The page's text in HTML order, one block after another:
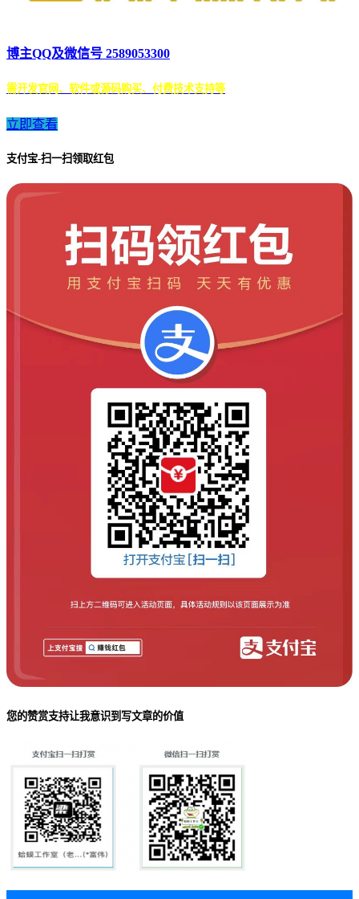
博主QQ及微信号 2589053300
需开发官网、软件或源码购买、付费技术支持等
立即查看
支付宝-扫一扫领取红包
您的赞赏支持让我意识到写文章的价值